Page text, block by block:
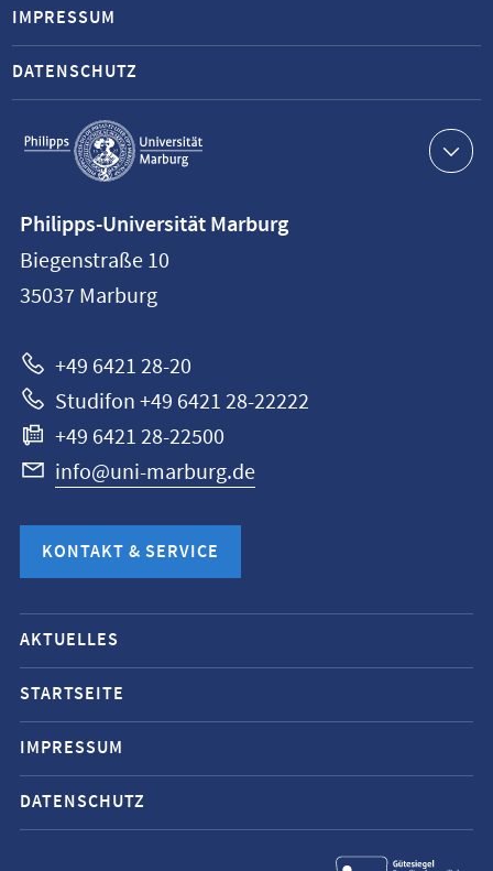
Service-
Navigation
IMPRESSUM
DATENSCHUTZ
Philipps-
Universität
Marburg
Philipps-Universität Marburg
Biegenstraße 10
35037 Marburg
+49 6421 28-20
Studifon +49 6421 28-22222
+49 6421 28-22500
info@uni-marburg.de
KONTAKT & SERVICE
Mobile-
Service-
Navigation
und
Social
Media
Kontakte
AKTUELLES
STARTSEITE
IMPRESSUM
DATENSCHUTZ